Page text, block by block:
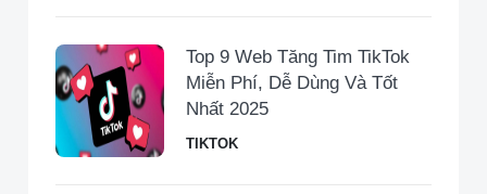
Top 9 Web Tăng Tim TikTok
Miễn Phí, Dễ Dùng Và Tốt
Nhất 2025
TIKTOK